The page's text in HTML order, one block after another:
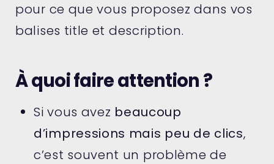
pour ce que vous proposez dans vos
balises title et description.
À quoi faire attention ?
Si vous avez beaucoup
d’impressions mais peu de clics,
c’est souvent un problème de